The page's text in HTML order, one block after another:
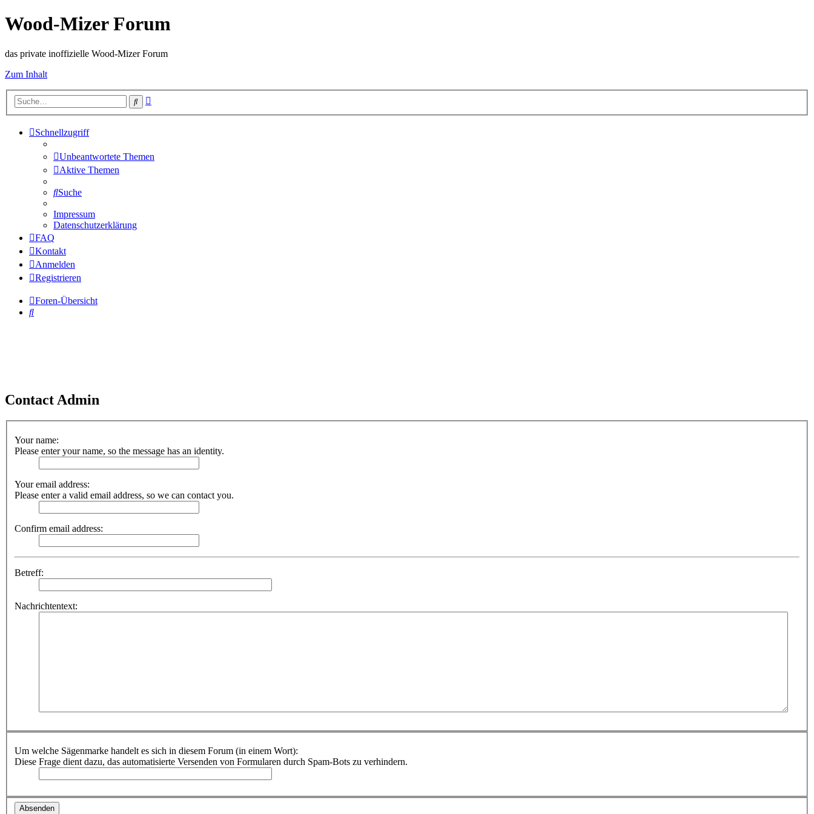
Wood-Mizer Forum
das private inoffizielle Wood-Mizer Forum
Zum Inhalt
Suche
Schnellzugriff
Unbeantwortete Themen
Aktive Themen
Suche
Impressum
Datenschutzerklärung
FAQ
Kontakt
Anmelden
Registrieren
Foren-Übersicht
Suche
Contact Admin
Your name:
Please enter your name, so the message has an identity.
Your email address:
Please enter a valid email address, so we can contact you.
Confirm email address:
Betreff:
Nachrichtentext:
Um welche Sägenmarke handelt es sich in diesem Forum (in einem Wort):
Diese Frage dient dazu, das automatisierte Versenden von Formularen durch Spam-Bots zu verhindern.